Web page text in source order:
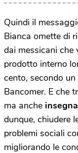
Quindi il
Bianca omette di
dai messicani che
prodotto interno
cento, secondo
Bancomer. E che
ma anche
dunque, chiudere
problemi sociali
migliorando le